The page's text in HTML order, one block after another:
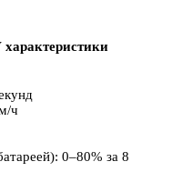
ч
0–80% за 8